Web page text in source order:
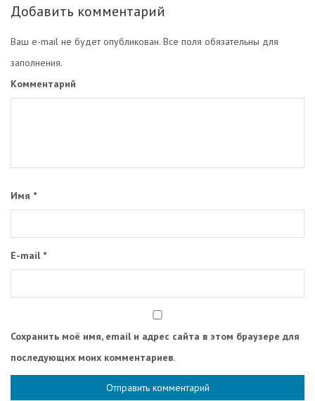
Добавить комментарий
Ваш e-mail не будет опубликован. Все поля обязательны для
заполнения.
Комментарий
Имя *
E-mail *
Сохранить моё имя, email и адрес сайта в этом браузере для
последующих моих комментариев.